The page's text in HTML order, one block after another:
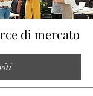
di mercato